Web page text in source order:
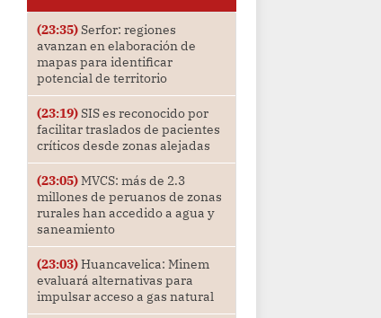
(23:35)Serfor: regiones
avanzan en elaboración de
mapas para identificar
potencial de territorio
(23:19)SIS es reconocido por
facilitar traslados de pacientes
críticos desde zonas alejadas
(23:05)MVCS: más de 2.3
millones de peruanos de zonas
rurales han accedido a agua y
saneamiento
(23:03)Huancavelica: Minem
evaluará alternativas para
impulsar acceso a gas natural